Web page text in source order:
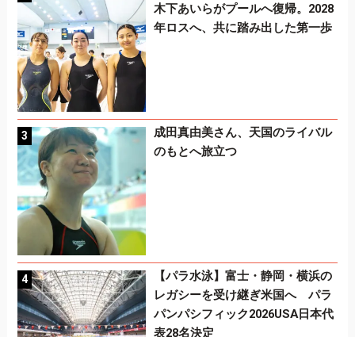
木下あいらがプールへ復帰。2028
年ロスへ、共に踏み出した第一歩
成田真由美さん、天国のライバル
のもとへ旅立つ
【パラ水泳】富士・静岡・横浜の
レガシーを受け継ぎ米国へ パラ
パンパシフィック2026USA日本代
表28名決定